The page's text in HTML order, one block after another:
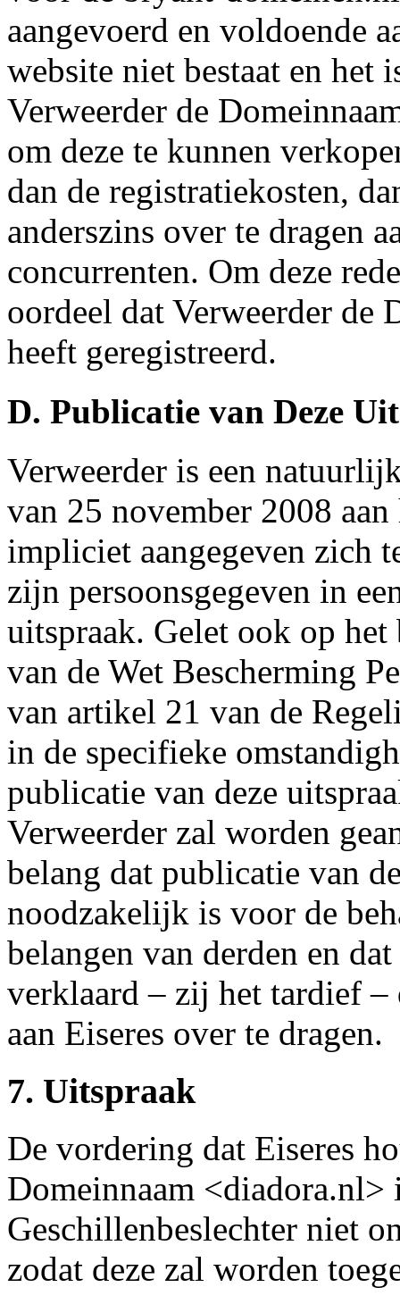
aangevoerd en voldoende
website niet bestaat en het
Verweerder de
om deze te kunnen
dan de registratiekosten,
anderszins over te dragen
concurrenten. Om deze
oordeel dat Verweerder de
heeft geregistreerd.
D. Publicatie van Deze
Verweerder is een
van 25 november 2008
impliciet aangegeven zich
zijn persoonsgegeven in
uitspraak. Gelet ook op
van de Wet Bescherming
van artikel 21 van de
in de specifieke
publicatie van deze
Verweerder zal worden
belang dat publicatie van
noodzakelijk is voor de
belangen van derden en
verklaard – zij het tardief –
aan Eiseres over te dragen.
7. Uitspraak
De vordering dat Eiseres
Domeinnaam <diadora.nl>
Geschillenbeslechter niet
zodat deze zal worden